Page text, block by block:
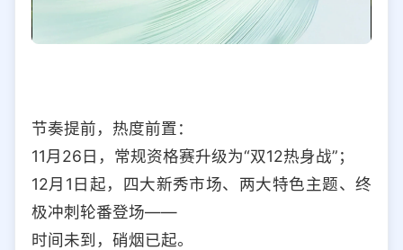
节奏提前，热度前置：
11月26日，常规资格赛升级为“双12热身战”；
12月1日起，四大新秀市场、两大特色主题、终
极冲刺轮番登场——
时间未到，硝烟已起。